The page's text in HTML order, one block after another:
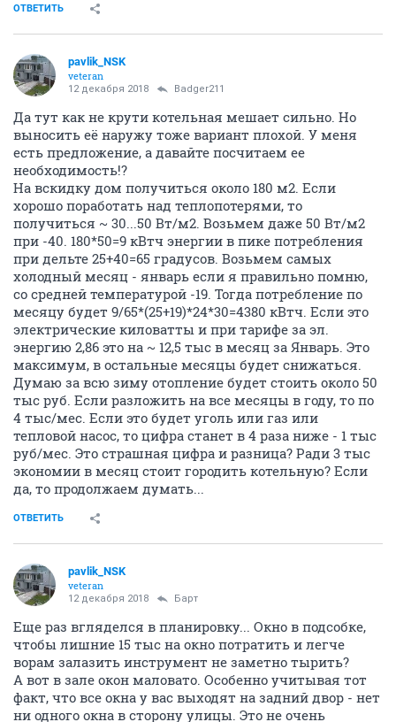
ОТВЕТИТЬ
pavlik_NSK
veteran
12 декабря 2018 Badger211
Да тут как не крути котельная мешает сильно. Но
выносить её наружу тоже вариант плохой. У меня
есть предложение, а давайте посчитаем ее
необходимость!?
На вскидку дом получиться около 180 м2. Если
хорошо поработать над теплопотерями, то
получиться ~ 30...50 Вт/м2. Возьмем даже 50 Вт/м2
при -40. 180*50=9 кВтч энергии в пике потребления
при дельте 25+40=65 градусов. Возьмем самых
холодный месяц - январь если я правильно помню,
со средней температурой -19. Тогда потребление по
месяцу будет 9/65*(25+19)*24*30=4380 кВтч. Если это
электрические киловатты и при тарифе за эл.
энергию 2,86 это на ~ 12,5 тыс в месяц за Январь. Это
максимум, в остальные месяцы будет снижаться.
Думаю за всю зиму отопление будет стоить около 50
тыс руб. Если разложить на все месяцы в году, то по
4 тыс/мес. Если это будет уголь или газ или
тепловой насос, то цифра станет в 4 раза ниже - 1 тыс
руб/мес. Это страшная цифра и разница? Ради 3 тыс
экономии в месяц стоит городить котельную? Если
да, то продолжаем думать...
ОТВЕТИТЬ
pavlik_NSK
veteran
12 декабря 2018 Барт
Еще раз вгляделся в планировку... Окно в подсобке,
чтобы лишние 15 тыс на окно потратить и легче
ворам залазить инструмент не заметно тырить?
А вот в зале окон маловато. Особенно учитывая тот
факт, что все окна у вас выходят на задний двор - нет
ни одного окна в сторону улицы. Это не очень